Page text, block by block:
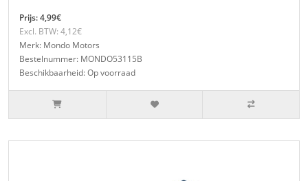
Prijs: 4,99€
Excl. BTW: 4,12€
Merk: Mondo Motors
Bestelnummer: MONDO53115B
Beschikbaarheid: Op voorraad